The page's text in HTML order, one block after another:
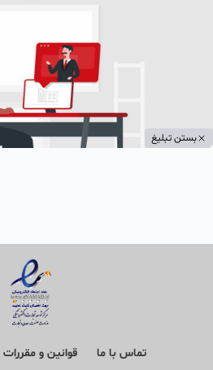
بستن تبلیغ
تماس با ما قوانین و مقررات